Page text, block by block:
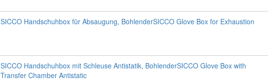
SICCO Handschuhbox für Absaugung, BohlenderSICCO Glove Box for Exhaustion
SICCO Handschuhbox mit Schleuse Antistatik, BohlenderSICCO Glove Box with
Transfer Chamber Antistatic